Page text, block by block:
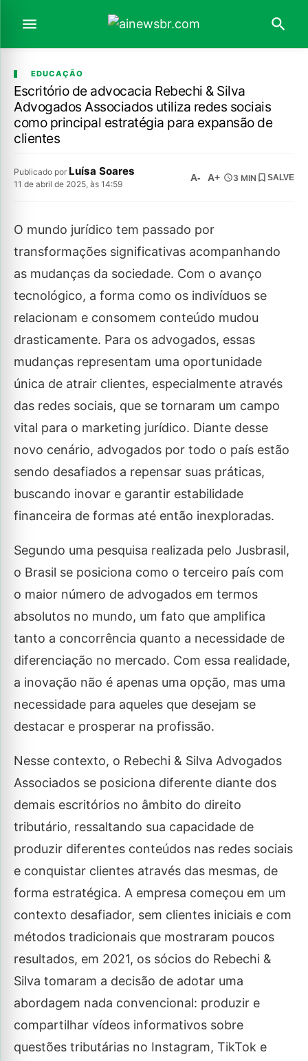
EDUCAÇÃO
Escritório de advocacia Rebechi & Silva
Advogados Associados utiliza redes sociais
como principal estratégia para expansão de
clientes
Publicado por Luísa Soares
11 de abril de 2025, às 14:59
A- A+ 3 MIN SALVE
O mundo jurídico tem passado por
transformações significativas acompanhando
as mudanças da sociedade. Com o avanço
tecnológico, a forma como os indivíduos se
relacionam e consomem conteúdo mudou
drasticamente. Para os advogados, essas
mudanças representam uma oportunidade
única de atrair clientes, especialmente através
das redes sociais, que se tornaram um campo
vital para o marketing jurídico. Diante desse
novo cenário, advogados por todo o país estão
sendo desafiados a repensar suas práticas,
buscando inovar e garantir estabilidade
financeira de formas até então inexploradas.
Segundo uma pesquisa realizada pelo Jusbrasil,
o Brasil se posiciona como o terceiro país com
o maior número de advogados em termos
absolutos no mundo, um fato que amplifica
tanto a concorrência quanto a necessidade de
diferenciação no mercado. Com essa realidade,
a inovação não é apenas uma opção, mas uma
necessidade para aqueles que desejam se
destacar e prosperar na profissão.
Nesse contexto, o Rebechi & Silva Advogados
Associados se posiciona diferente diante dos
demais escritórios no âmbito do direito
tributário, ressaltando sua capacidade de
produzir diferentes conteúdos nas redes sociais
e conquistar clientes através das mesmas, de
forma estratégica. A empresa começou em um
contexto desafiador, sem clientes iniciais e com
métodos tradicionais que mostraram poucos
resultados, em 2021, os sócios do Rebechi &
Silva tomaram a decisão de adotar uma
abordagem nada convencional: produzir e
compartilhar vídeos informativos sobre
questões tributárias no Instagram, TikTok e